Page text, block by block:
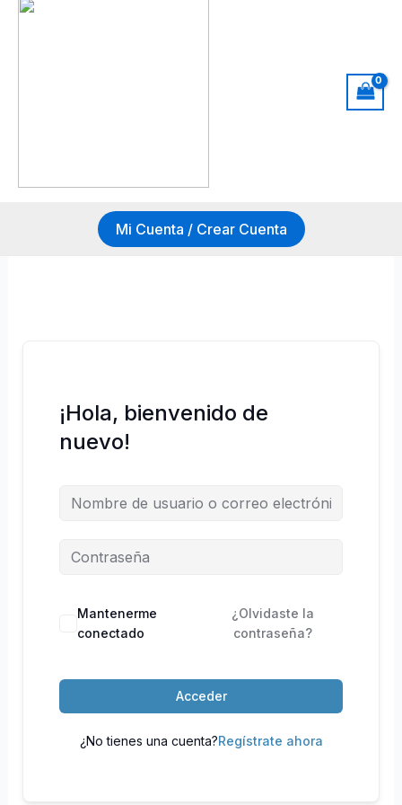
Mi Cuenta / Crear Cuenta
¡Hola, bienvenido de
nuevo!
Mantenerme
conectado
¿Olvidaste la
contraseña?
Acceder
¿No tienes una cuenta?Regístrate ahora